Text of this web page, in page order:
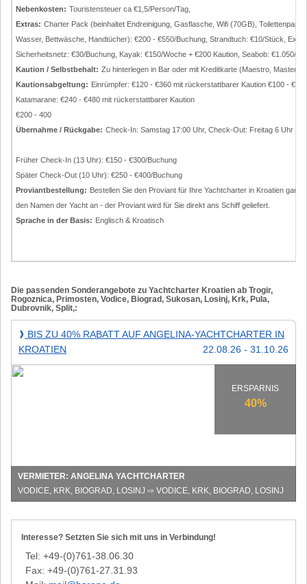
Nebenkosten: Touristensteuer ca €1,5/Person/Tag,
Extras: Charter Pack (beinhaltet Endreinigung, Gasflasche, Wifi (70GB),
Wasser, Bettwäsche, Handtücher): €200 - €550/Buchung, Strandtuch: €10/Stück,
Sicherheitsnetz: €30/Buchung, Kayak: €150/Woche + €200 Kaution, Seabob: €1.050/
Kaution / Selbstbehalt: Zu hinterlegen in Bar oder mit Kreditkarte (Maestro,
Kautionsabgeltung: Einrümpfer: €120 - €360 mit rückerstattbarer Kaution €100 - €300
Katamarane: €240 - €480 mit rückerstattbarer Kaution
€200 - 400
Übernahme / Rückgabe: Check-In: Samstag 17:00 Uhr, Check-Out: Freitag 6 Uhr
Früher Check-In (13 Uhr): €150 - €300/Buchung
Später Check-Out (10 Uhr): €250 - €400/Buchung
Proviantbestellung: Bestellen Sie den Proviant für Ihre Yachtcharter in Kroatien ganz
den Namen der Yacht an - der Proviant wird für Sie direkt ans Schiff geliefert.
Sprache in der Basis: Englisch & Kroatisch
Die passenden Sonderangebote zu Yachtcharter Kroatien ab Trogir,
Rogoznica, Primosten, Vodice, Biograd, Sukosan, Losinj, Krk, Pula,
Dubrovnik, Split,:
Bis
zu
40%
Rabatt
❱ BIS ZU 40% RABATT AUF ANGELINA-YACHTCHARTER IN
KROATIEN
22.08.26 - 31.10.26
ERSPARNIS
40%
VERMIETER: ANGELINA YACHTCHARTER
VODICE, KRK, BIOGRAD, LOSINJ ⇨ VODICE, KRK, BIOGRAD, LOSINJ
Interesse? Setzten Sie sich mit uns in Verbindung!
Tel: +49-(0)761-38.06.30
Fax: +49-(0)761-27.31.93